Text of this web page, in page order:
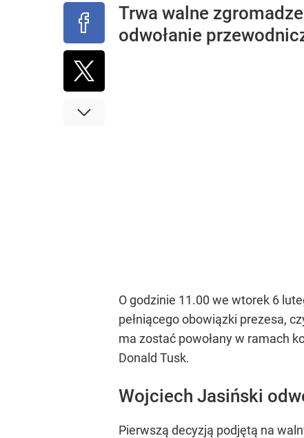
Trwa walne
odwołanie
O godzinie 11.00 we wtorek 6
pełniącego obowiązki prezesa,
ma zostać powołany w ramach
Donald Tusk.
Wojciech Jasiński
Pierwszą decyzją podjętą na